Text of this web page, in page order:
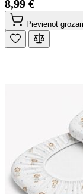
8,99 €
Pievienot